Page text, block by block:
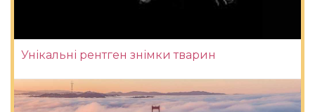
Унікальні рентген знімки тварин